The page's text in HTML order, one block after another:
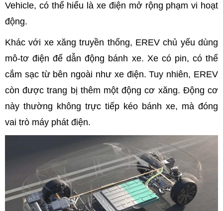
Vehicle, có thể hiểu là xe điện mở rộng phạm vi hoạt
động.
Khác với xe xăng truyền thống, EREV chủ yếu dùng
mô-tơ điện để dẫn động bánh xe. Xe có pin, có thể
cắm sạc từ bên ngoài như xe điện. Tuy nhiên, EREV
còn được trang bị thêm một động cơ xăng. Động cơ
này thường không trực tiếp kéo bánh xe, mà đóng
vai trò máy phát điện.